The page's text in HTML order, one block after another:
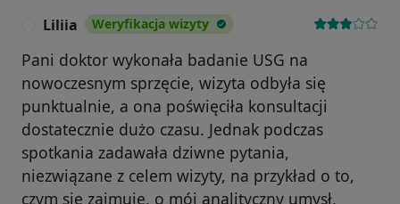
Liliia Weryfikacja wizyty
Pani doktor wykonała badanie USG na
nowoczesnym sprzęcie, wizyta odbyła się
punktualnie, a ona poświęciła konsultacji
dostatecznie dużo czasu. Jednak podczas
spotkania zadawała dziwne pytania,
niezwiązane z celem wizyty, na przykład o to,
czym się zajmuję, o mój analityczny umysł,